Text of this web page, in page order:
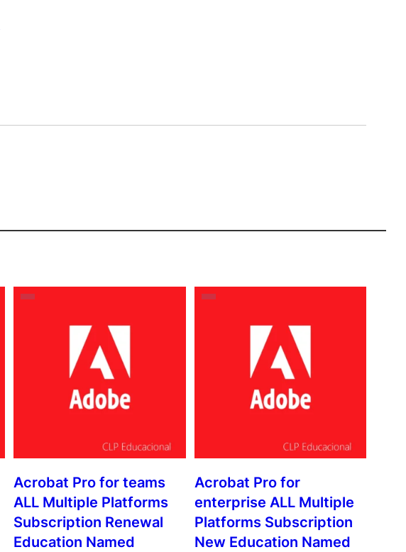
Acrobat Pro for teams
ALL Multiple Platforms
Subscription Renewal
Education Named
Acrobat Pro for
enterprise ALL Multiple
Platforms Subscription
New Education Named